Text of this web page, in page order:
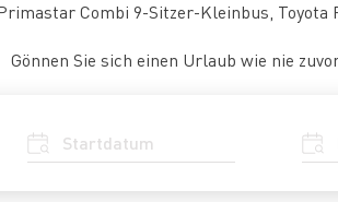
Combi 9-Sitzer-Kleinbus, Toyota
Gönnen Sie sich einen Urlaub wie nie